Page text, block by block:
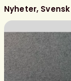
Nyheter